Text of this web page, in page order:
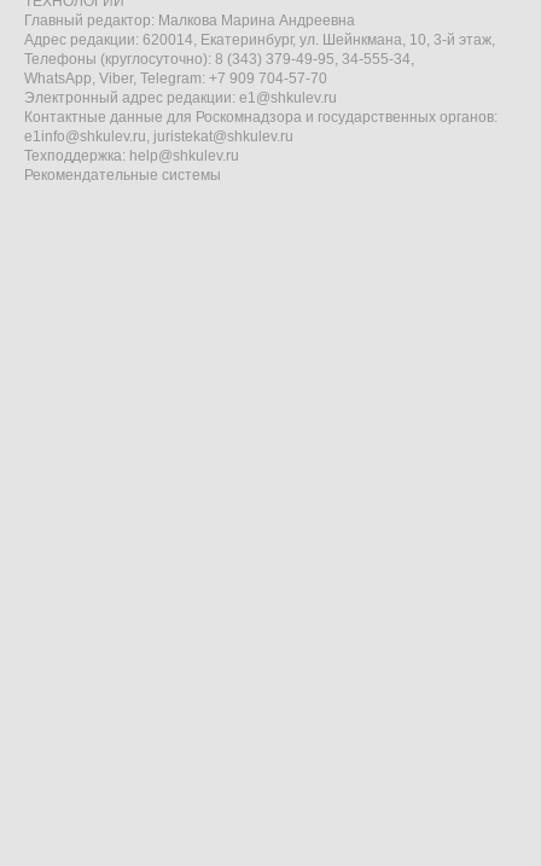
Главный редактор: Малкова Марина Андреевна
Адрес редакции: 620014, Екатеринбург, ул. Шейнкмана, 10, 3-й этаж,
Телефоны (круглосуточно): 8 (343) 379-49-95, 34-555-34,
WhatsApp, Viber, Telegram: +7 909 704-57-70
Электронный адрес редакции: e1@shkulev.ru
Контактные данные для Роскомнадзора и государственных органов:
e1info@shkulev.ru, juristekat@shkulev.ru
Техподдержка: help@shkulev.ru
Рекомендательные системы